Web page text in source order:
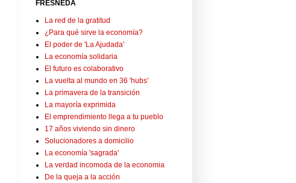
FRESNEDA
La red de la gratitud
¿Para qué sirve la economía?
El poder de 'La Ajudada'
La economía solidaria
El futuro es colaborativo
La vuelta al mundo en 36 'hubs'
La primavera de la transición
La mayoría exprimida
El emprendimiento llega a tu pueblo
17 años viviendo sin dinero
Solucionadores a domicilio
La economía 'sagrada'
La verdad incomoda de la economia
De la queja a la acción